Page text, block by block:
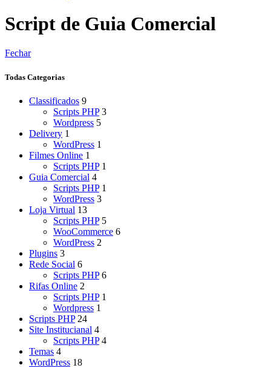
Script de Guia Comercial
Fechar
Todas Categorias
Classificados 9
Scripts PHP 3
Wordpress 5
Delivery 1
WordPress 1
Filmes Online 1
Scripts PHP 1
Guia Comercial 4
Scripts PHP 1
WordPress 3
Loja Virtual 13
Scripts PHP 5
WooCommerce 6
WordPress 2
Plugins 3
Rede Social 6
Scripts PHP 6
Rifas Online 2
Scripts PHP 1
Wordpress 1
Scripts PHP 24
Site Institucianal 4
Scripts PHP 4
Temas 4
WordPress 18